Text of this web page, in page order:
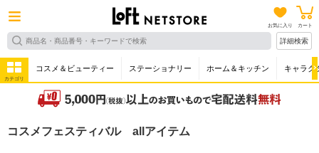
お気に入り カート
詳細検索
カテゴリ
コスメ＆ビューティー ステーショナリー ホーム＆キッチン キャラク
コスメフェスティバル allアイテム